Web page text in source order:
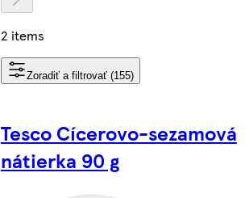
2 items
Zoradiť a filtrovať (155)
Tesco Cícerovo-sezamová
nátierka 90 g